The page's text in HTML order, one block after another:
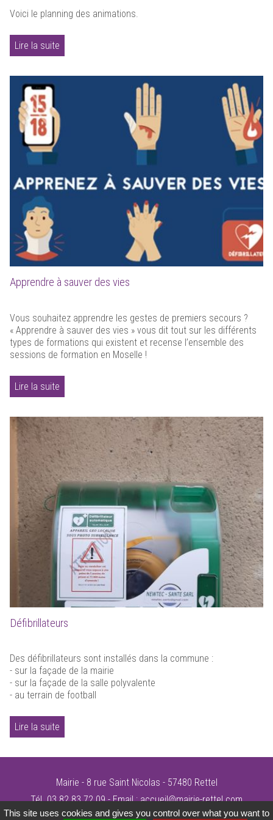
Voici le planning des animations.
Lire la suite
Apprendre à sauver des vies
Vous souhaitez apprendre les gestes de premiers secours ?
« Apprendre à sauver des vies » vous dit tout sur les différents
types de formations qui existent et recense l’ensemble des
sessions de formation en Moselle !
Lire la suite
Défibrillateurs
Des défibrillateurs sont installés dans la commune :
- sur la façade de la mairie
- sur la façade de la salle polyvalente
- au terrain de football
Lire la suite
Mairie - 8 rue Saint Nicolas - 57480 Rettel
Tél. 03 82 83 72 09 - Email :accueil@mairie-rettel.com
©Mairie de Rettel-mentions légales-plan du site-conception site alternativedg
This site uses cookies and gives you control over what you want to